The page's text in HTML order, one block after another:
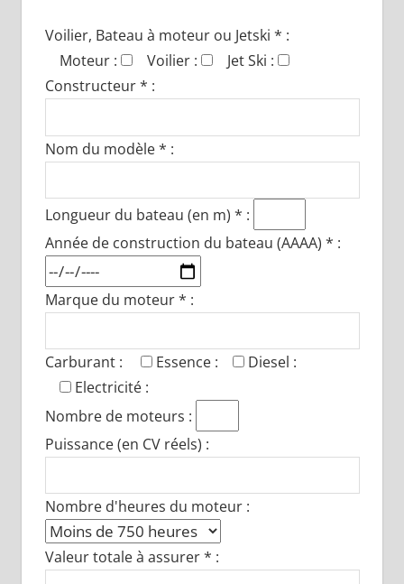
Voilier, Bateau à moteur ou Jetski * :
Moteur :
Voilier :
Jet Ski :
Constructeur * :
Nom du modèle * :
Longueur du bateau (en m) * :
Année de construction du bateau (AAAA) * :
Marque du moteur * :
Carburant : Essence :
Diesel :
Electricité :
Nombre de moteurs :
Puissance (en CV réels) :
Nombre d'heures du moteur :
Valeur totale à assurer * :